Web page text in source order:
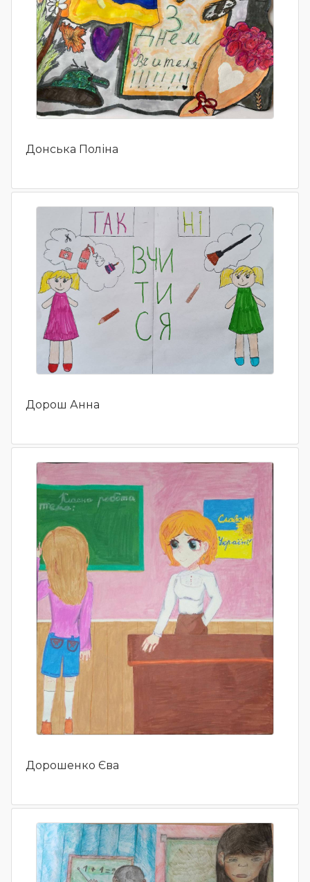
Донська Поліна
Дорош Анна
Дорошенко Єва